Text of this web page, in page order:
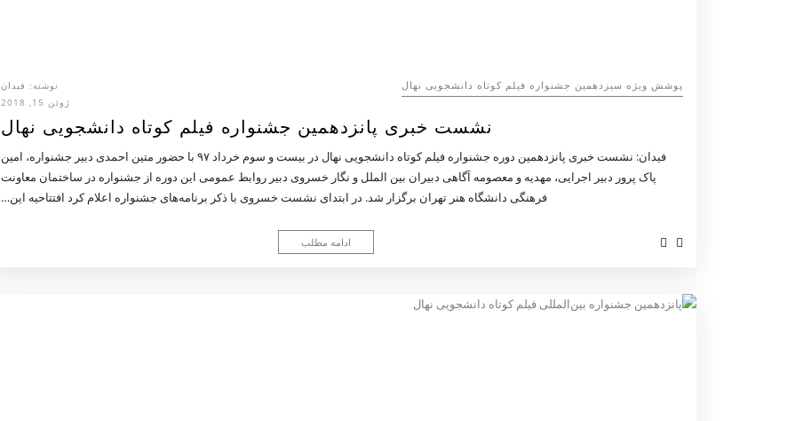
پوشش ویژه سیزدهمین جشنواره فیلم کوتاه دانشجویی نهال نوشته: فیدان
ژوئن 15, 2018
نشست خبری پانزدهمین جشنواره فیلم کوتاه دانشجویی نهال
فیدان: نشست خبری پانزدهمین دوره جشنواره فیلم کوتاه دانشجویی نهال در بیست و سوم خرداد ۹۷ با حضور متین احمدی دبیر جشنواره، امین
پاک پرور دبیر اجرایی، مهدیه و معصومه آگاهی دبیران بین الملل و نگار خسروی دبیر روابط عمومی این دوره از جشنواره در ساختمان معاونت
فرهنگی دانشگاه هنر تهران برگزار شد. در ابتدای نشست خسروی با ذکر برنامه‌های جشنواره اعلام کرد افتتاحیه این…
ادامه مطلب